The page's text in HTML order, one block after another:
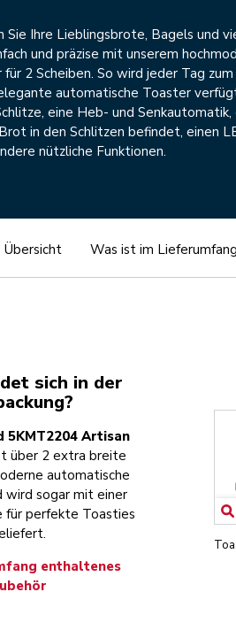
Sie Ihre Lieblingsbrote, Bagels und
und präzise mit unserem
2 Scheiben. So wird jeder Tag zum
automatische Toaster
eine Heb- und Senkautomatik,
in den Schlitzen befindet, einen
nützliche Funktionen.
Übersicht Was ist im
sich in der
5KMT2204 Artisan
über 2 extra breite
automatische
wird sogar mit einer
für perfekte Toasties
enthaltenes